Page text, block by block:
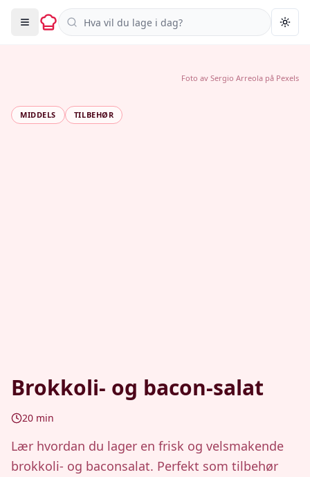
Søk i oppskrifter
MIDDELS TILBEHØR
Brokkoli- og bacon-salat
20 min
Lær hvordan du lager en frisk og velsmakende
brokkoli- og baconsalat. Perfekt som tilbehør
Foto av Sergio Arreola på Pexels